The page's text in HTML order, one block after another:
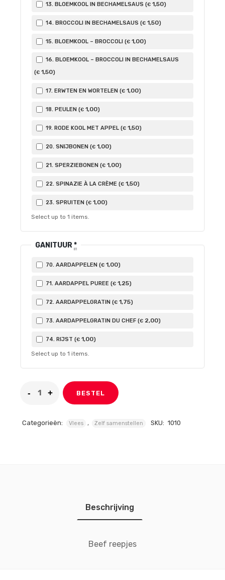
13. BLOEMKOOL IN BECHAMELSAUS (€ 1,50)
14. BROCCOLI IN BECHAMELSAUS (€ 1,50)
15. BLOEMKOOL – BROCCOLI (€ 1,00)
16. BLOEMKOOL – BROCCOLI IN BECHAMELSAUS
(€ 1,50)
17. ERWTEN EN WORTELEN (€ 1,00)
18. PEULEN (€ 1,00)
19. RODE KOOL MET APPEL (€ 1,50)
20. SNIJBONEN (€ 1,00)
21. SPERZIEBONEN (€ 1,00)
22. SPINAZIE À LA CRÈME (€ 1,50)
23. SPRUITEN (€ 1,00)
Select up to 1 items.
GANITUUR*
70. AARDAPPELEN (€ 1,00)
71. AARDAPPEL PUREE (€ 1,25)
72. AARDAPPELGRATIN (€ 1,75)
73. AARDAPPELGRATIN DU CHEF (€ 2,00)
74. RIJST (€ 1,00)
Select up to 1 items.
BESTEL
Categorieën: Vlees , Zelf samenstellen SKU: 1010
Beschrijving
Beef reepjes